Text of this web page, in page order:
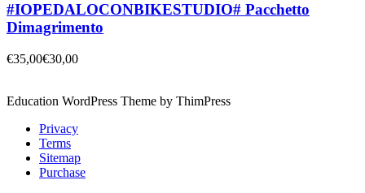
#IOPEDALOCONBIKESTUDIO# Pacchetto
Dimagrimento
€35,00€30,00
Education WordPress Theme by ThimPress
Privacy
Terms
Sitemap
Purchase